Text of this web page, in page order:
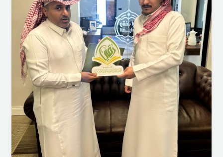
مذكرة
شراكة
مجتمعية
مع
فندق
إيوان
بمحافظة